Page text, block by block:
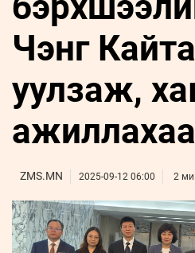
Бизнес
Leaderships
forum
ФОТО
УРЛАГ
Чэнг
уулзаж,
ZMS.MN 2025-09-12 06:00 2